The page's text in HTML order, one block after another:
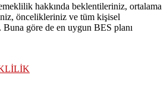
hakkında beklentileriniz, ortalama
öncelikleriniz ve tüm kişisel
Buna göre de en uygun BES planı